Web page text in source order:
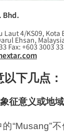
Bhd.
Laut 4/KS09, Kota
Ehsan,
Fax: +603 3003
下几点：
征意义或地
“Musang”